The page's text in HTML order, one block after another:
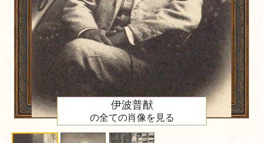
伊波普猷
の全ての肖像を見る